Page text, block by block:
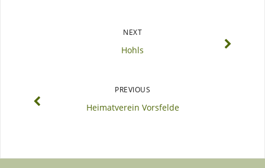
NEXT
Hohls
PREVIOUS
Heimatverein Vorsfelde